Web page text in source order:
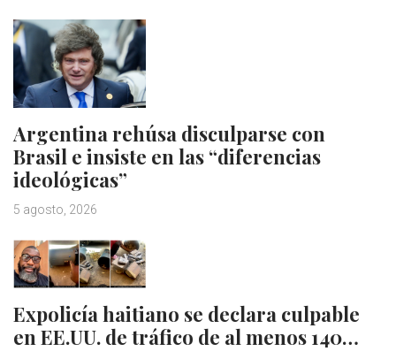
Argentina rehúsa disculparse con
Brasil e insiste en las “diferencias
ideológicas”
5 agosto, 2026
Expolicía haitiano se declara culpable
en EE.UU. de tráfico de al menos 140…